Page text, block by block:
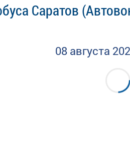
Саратов
08 августа